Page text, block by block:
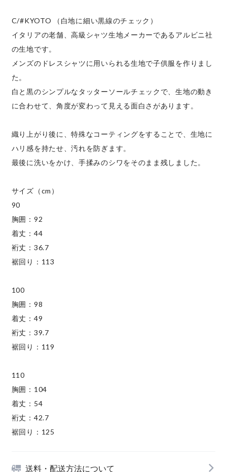
C/#KYOTO （白地に細い黒線のチェック）
イタリアの老舗、高級シャツ生地メーカーであるアルビニ社
の生地です。
メンズのドレスシャツに用いられる生地で子供服を作りまし
た。
白と黒のシンプルなタッターソールチェックで、生地の動き
に合わせて、角度が変わって見える面白さがあります。
織り上がり後に、特殊なコーティングをすることで、生地に
ハリ感を持たせ、汚れを防ぎます。
最後に洗いをかけ、手揉みのシワをそのまま残しました。
サイズ（cm）
90
胸囲：92
着丈：44
裄丈：36.7
裾回り：113
100
胸囲：98
着丈：49
裄丈：39.7
裾回り：119
110
胸囲：104
着丈：54
裄丈：42.7
裾回り：125
送料・配送方法について